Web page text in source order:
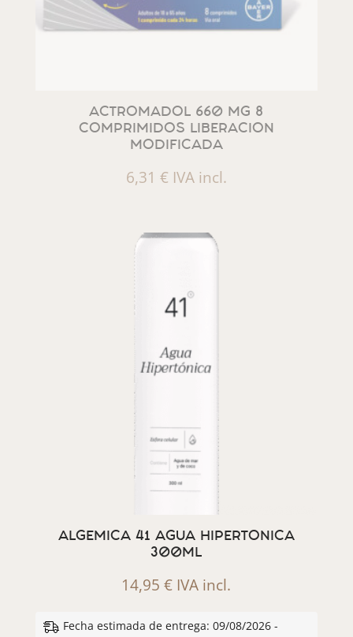
ACTROMADOL 660 MG 8
COMPRIMIDOS LIBERACION
MODIFICADA
6,31 € IVA incl.
ALGEMICA 41 AGUA HIPERTONICA
300ML
14,95€ IVA incl.
Fecha estimada de entrega: 09/08/2026 -